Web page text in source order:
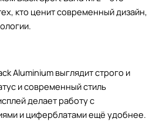
кто ценит современный дизайн,
Aluminium выглядит строго и
и современный стиль
делает работу с
и циферблатами ещё удобнее.